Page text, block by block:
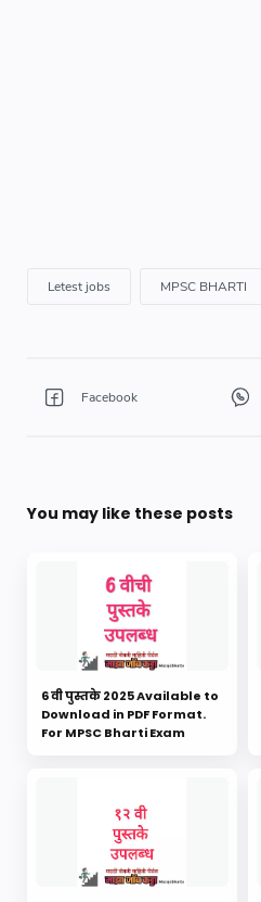
You may like these posts
6 वी पुस्तके 2025 Available to
Download in PDF Format.
For MPSC Bharti Exam